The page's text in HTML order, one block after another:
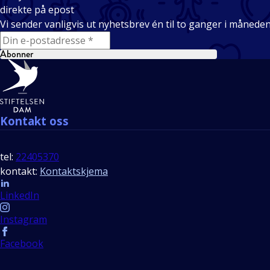
direkte på epost
Vi sender vanligvis ut nyhetsbrev én til to ganger i
E-mail
Abonner
Bunntekst
Kontakt oss
tel: 22405370
kontakt: Kontaktskjema
Follow us
LinkedIn
Instagram
Facebook